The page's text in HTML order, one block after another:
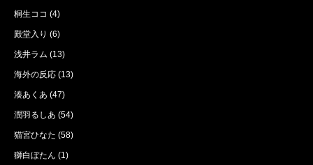
桐生ココ (4)
殿堂入り (6)
浅井ラム (13)
海外の反応 (13)
湊あくあ (47)
潤羽るしあ (54)
猫宮ひなた (58)
獅白ぼたん (1)